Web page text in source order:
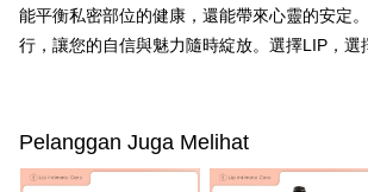
dan mendaftar sebagai ahli AFTEE boleh
pesanan. Walau bagaimanapun, tiada jaminan
menerima pesanan anda semasa tempoh
prapesanan atau produk yang mungkin mengambil
NT$100/pesanan | Penghantaran percuma
NT$600 atau lebih
NT$600 atau lebih
能平衡私密部位的健康，還能帶來心靈的安定
行，讓您的自信與魅力隨時綻放。選擇LIP，選
Pelanggan Juga Melihat